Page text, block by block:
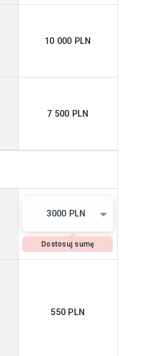
10 000 PLN
7 500 PLN
3000 PLN
Dostosuj sumę
550 PLN